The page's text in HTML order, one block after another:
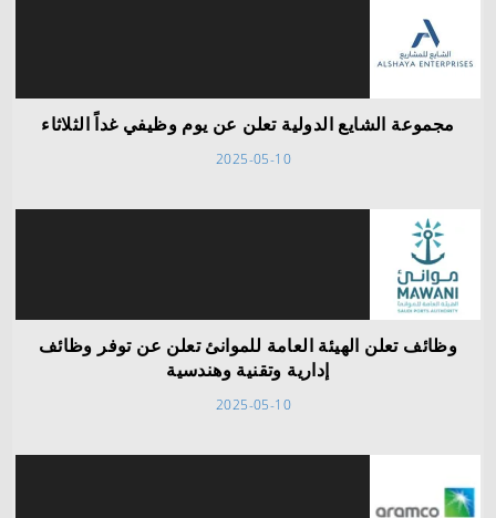
مجموعة الشايع الدولية تعلن عن يوم وظيفي غداً الثلاثاء
2025-05-10
وظائف تعلن الهيئة العامة للموانئ تعلن عن توفر وظائف
إدارية وتقنية وهندسية
2025-05-10